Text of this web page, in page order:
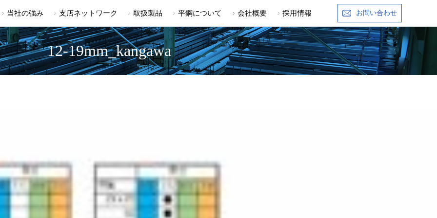
当社の強み 支店ネットワーク 取扱製品 平鋼について 会社概要 採用情報 お問い合わせ
12-19mm_kangawa